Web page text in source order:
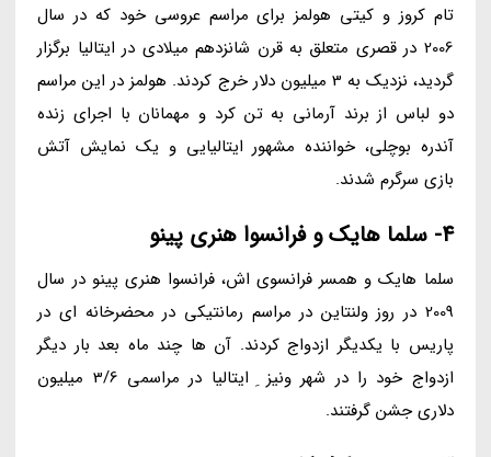
تام کروز و کیتی هولمز برای مراسم عروسی خود که در سال
2006 در قصری متعلق به قرن شانزدهم میلادی در ایتالیا برگزار
گردید، نزدیک به 3 میلیون دلار خرج کردند. هولمز در این مراسم
دو لباس از برند آرمانی به تن کرد و مهمانان با اجرای زنده
آندره بوچلی، خواننده مشهور ایتالیایی و یک نمایش آتش
بازی سرگرم شدند.
4- سلما هایک و فرانسوا هنری پینو
سلما هایک و همسر فرانسوی اش، فرانسوا هنری پینو در سال
2009 در روز ولنتاین در مراسم رمانتیکی در محضرخانه ای در
پاریس با یکدیگر ازدواج کردند. آن ها چند ماه بعد بار دیگر
ازدواج خود را در شهر ونیز ِ ایتالیا در مراسمی 3/6 میلیون
دلاری جشن گرفتند.